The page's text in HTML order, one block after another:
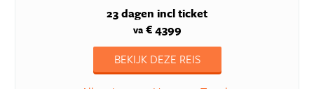
23 dagen incl ticket
va€ 4399
BEKIJK DEZE REIS